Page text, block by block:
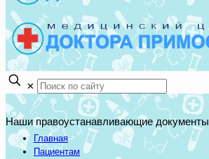
✕
Наши правоустанавливающие документы
Главная
Пациентам